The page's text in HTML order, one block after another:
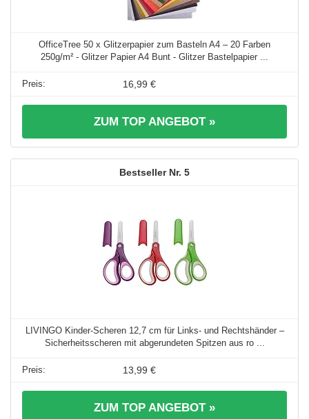
OfficeTree 50 x Glitzerpapier zum Basteln A4 – 20 Farben
250g/m² - Glitzer Papier A4 Bunt - Glitzer Bastelpapier ...
16,99 €
ZUM TOP ANGEBOT »
5
LIVINGO Kinder-Scheren 12,7 cm für Links- und Rechtshänder –
Sicherheitsscheren mit abgerundeten Spitzen aus ro ...
13,99 €
ZUM TOP ANGEBOT »